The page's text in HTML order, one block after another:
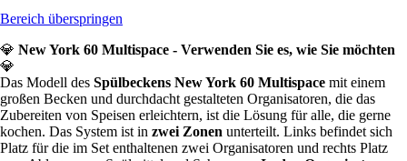
Bereich überspringen
💎 New York 60 Multispace - Verwenden Sie es, wie Sie möchten
💎
Das Modell des Spülbeckens New York 60 Multispace mit einem
großen Becken und durchdacht gestalteten Organisatoren, die das
Zubereiten von Speisen erleichtern, ist die Lösung für alle, die gerne
kochen. Das System ist in zwei Zonen unterteilt. Links befindet sich
Platz für die im Set enthaltenen zwei Organisatoren und rechts Platz